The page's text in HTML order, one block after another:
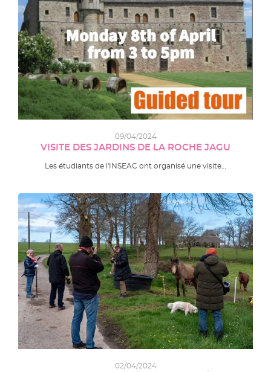
09/04/2024
VISITE DES JARDINS DE LA ROCHE JAGU
Les étudiants de l'INSEAC ont organisé une visite…
02/04/2024